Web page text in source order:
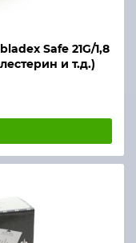
Safe 21G/1,8
и т.д.)